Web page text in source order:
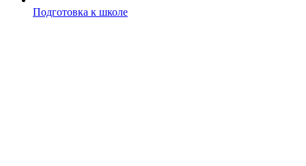
Подготовка к школе